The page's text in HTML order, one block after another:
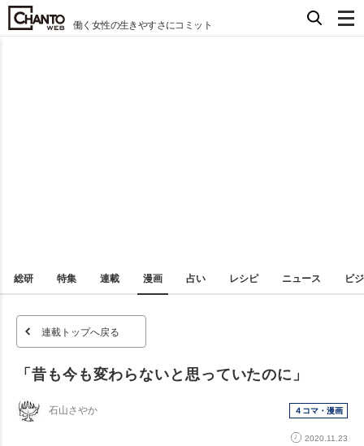
働く女性の生きやすさにコミット
総研 特集 連載 漫画 占い レシピ ニュース ビ
連載トップへ戻る
「昔も今も変わらないと思っていたのに」
石山さやか ４コマ・漫画
2020.11.23